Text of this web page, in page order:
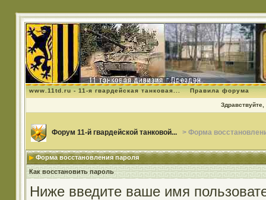
www.11td.ru - 11-я гвардейская танковая... Правила форума
Здравствуйте,
Форум 11-й гвардейской танковой... > Форма
Форма восстановления пароля
Как восстановить пароль
Ниже введите ваше имя